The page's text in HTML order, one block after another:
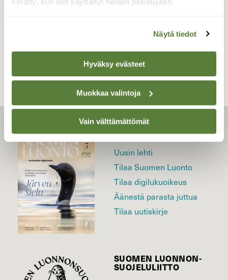
Näytä tiedot
Hyväksy evästeet
Muokkaa valintoja
Vain välttämättömät
TAKAISIN LISTAAN
LEHTI
Uusin lehti
Tilaa Suomen Luonto
Tilaa digilukuoikeus
Äänestä parasta juttua
Tilaa uutiskirje
SUOMEN LUONNON­
SUOJELU­LIITTO